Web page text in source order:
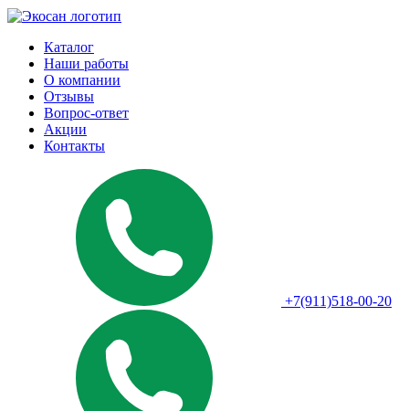
Каталог
Наши работы
О компании
Отзывы
Вопрос-ответ
Акции
Контакты
+7(911)518-00-20